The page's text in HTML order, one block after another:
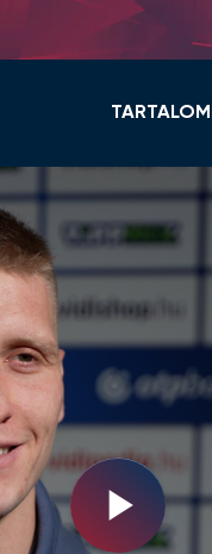
TARTALOM
VIDI TV
GALÉRIÁK
Play